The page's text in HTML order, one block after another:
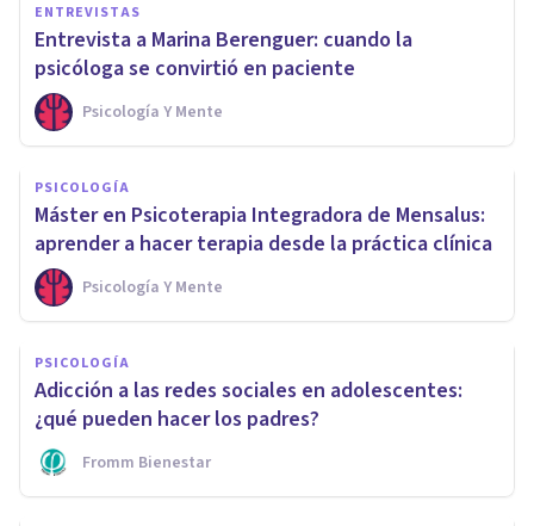
ENTREVISTAS
Entrevista a Marina Berenguer: cuando la
psicóloga se convirtió en paciente
Psicología Y Mente
PSICOLOGÍA
Máster en Psicoterapia Integradora de Mensalus:
aprender a hacer terapia desde la práctica clínica
Psicología Y Mente
PSICOLOGÍA
Adicción a las redes sociales en adolescentes:
¿qué pueden hacer los padres?
Fromm Bienestar